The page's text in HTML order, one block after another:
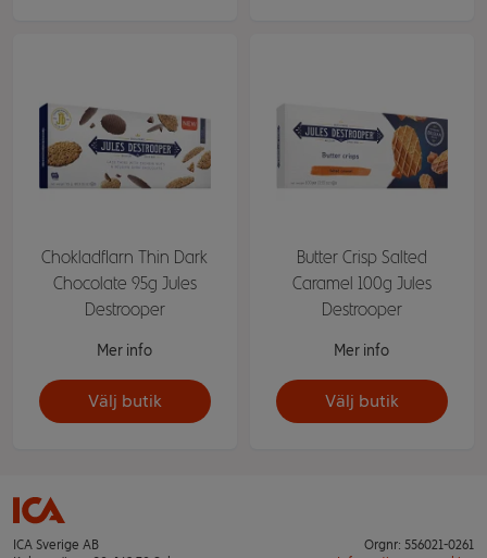
Chokladflarn Thin Dark
Chocolate 95g Jules
Destrooper
Mer info
Välj butik
Butter Crisp Salted
Caramel 100g Jules
Destrooper
Mer info
Välj butik
ICA Sverige AB
Orgnr: 556021-0261